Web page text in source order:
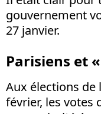
gouvernement
27 janvier.
Parisiens et
Aux élections de
février, les votes